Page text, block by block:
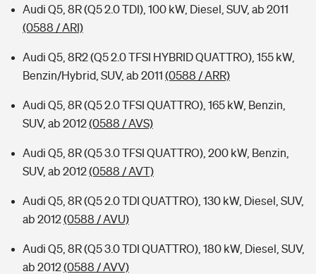
Audi Q5, 8R (Q5 2.0 TDI), 100 kW, Diesel, SUV, ab 2011
(0588 / ARI)
Audi Q5, 8R2 (Q5 2.0 TFSI HYBRID QUATTRO), 155 kW,
Benzin/Hybrid, SUV, ab 2011 (0588 / ARR)
Audi Q5, 8R (Q5 2.0 TFSI QUATTRO), 165 kW, Benzin,
SUV, ab 2012(0588 / AVS)
Audi Q5, 8R (Q5 3.0 TFSI QUATTRO), 200 kW, Benzin,
SUV, ab 2012(0588 / AVT)
Audi Q5, 8R (Q5 2.0 TDI QUATTRO), 130 kW, Diesel, SUV,
ab 2012(0588 / AVU)
Audi Q5, 8R (Q5 3.0 TDI QUATTRO), 180 kW, Diesel, SUV,
ab 2012(0588 / AVV)